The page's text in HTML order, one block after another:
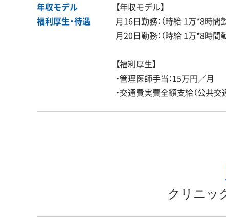
年収モデル
福利厚生・待遇
【年収モデル】
月16日勤務：（時給 1万*8時
月20日勤務：（時給 1万*8時
【福利厚生】
・管理医師手当：15万円／月
・交通費実費全額支給（公共交
クリニッ